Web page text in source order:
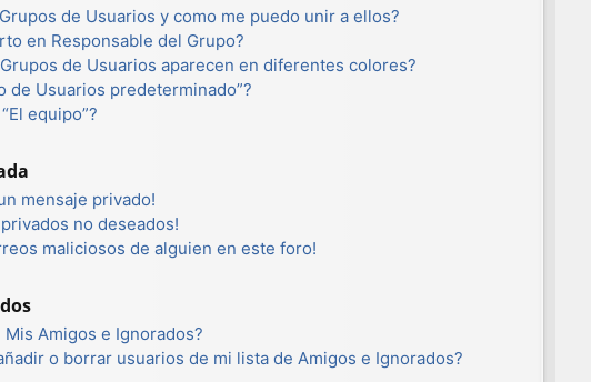
de Usuarios y como me puedo unir a ellos?
en Responsable del Grupo?
de Usuarios aparecen en diferentes colores?
de Usuarios predeterminado”?
equipo”?
mensaje privado!
no deseados!
maliciosos de alguien en este foro!
Amigos e Ignorados?
o borrar usuarios de mi lista de Amigos e Ignorados?